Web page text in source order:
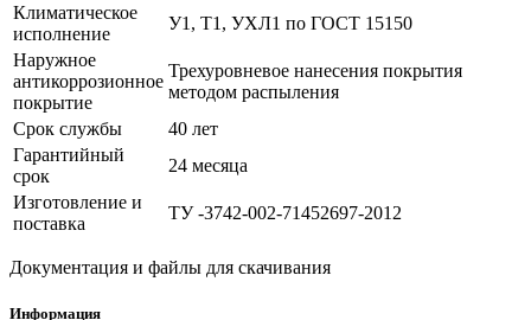
Климатическое
исполнение
У1, Т1, УХЛ1 по ГОСТ 15150
Наружное
антикоррозионное
покрытие
Трехуровневое нанесения покрытия
методом распыления
Срок службы
40 лет
Гарантийный
срок
24 месяца
Изготовление и
поставка
ТУ -3742-002-71452697-2012
Документация и файлы для скачивания
Информация